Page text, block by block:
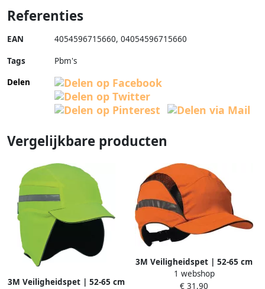
Referenties
EAN 4054596715660, 04054596715660
Tags
Pbm's
Delen
Vergelijkbare producten
3M Veiligheidspet | 52-65 cm
3M Veiligheidspet | 52-65 cm
signaaloranje | 100 %
polyester | EN812:A1 EN471
1 webshop
€ 31,90